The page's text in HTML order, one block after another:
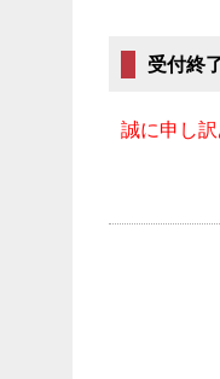
受付終
誠に申し